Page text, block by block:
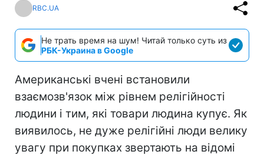
RBC.UA
Не трать время на шум! Читай только суть из
РБК-Украина в Google
Американські вчені встановили
взаємозв'язок між рівнем релігійності
людини і тим, які товари людина купує. Як
виявилось, не дуже релігійні люди велику
увагу при покупках звертають на відомі